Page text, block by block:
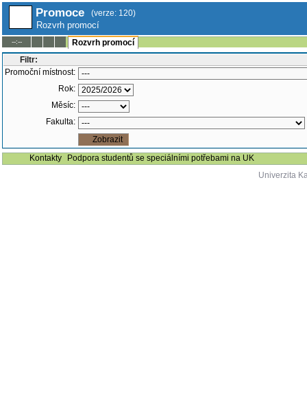
Promoce (verze: 120)
Rozvrh promocí
--:--
Rozvrh promocí
Filtr:
Promoční místnost:
Rok:
Měsíc:
Fakulta:
Kontakty
Podpora studentů se speciálními potřebami na UK
Univerzita